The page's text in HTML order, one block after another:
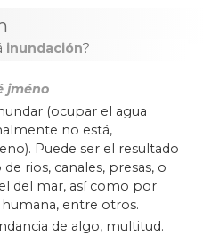
inundación?
jméno
(ocupar el agua
no está,
Puede ser el resultado
rios, canales, presas, o
del mar, así como por
entre otros.
de algo, multitud.